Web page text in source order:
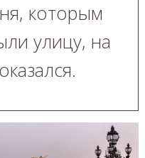
которым
улицу, на